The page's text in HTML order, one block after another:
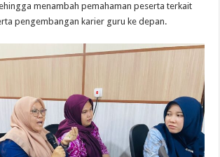
menambah pemahaman peserta terkait
pengembangan karier guru ke depan.